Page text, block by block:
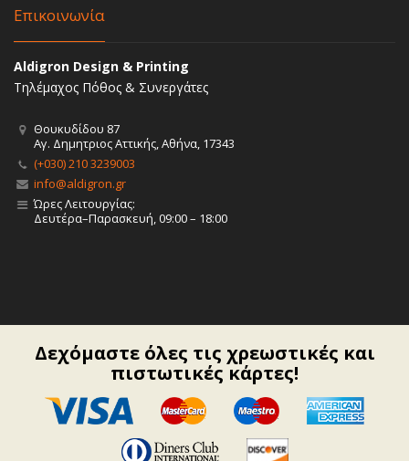
Επικοινωνία
Aldigron Design & Printing
Τηλέμαχος Πόθος & Συνεργάτες
Θουκυδίδου 87
Αγ. Δημητριος Αττικής, Αθήνα, 17343
(+030) 210 3239003
info@aldigron.gr
Ώρες Λειτουργίας:
Δευτέρα–Παρασκευή, 09:00 – 18:00
Δεχόμαστε όλες τις χρεωστικές και
πιστωτικές κάρτες!